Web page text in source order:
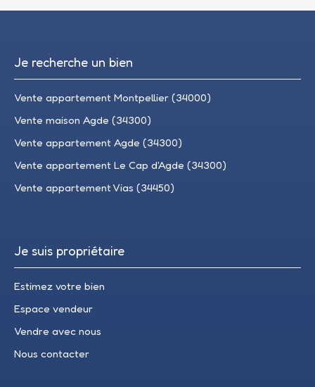
Je recherche un bien
Vente appartement Montpellier (34000)
Vente maison Agde (34300)
Vente appartement Agde (34300)
Vente appartement Le Cap d'Agde (34300)
Vente appartement Vias (34450)
Je suis propriétaire
Estimez votre bien
Espace vendeur
Vendre avec nous
Nous contacter